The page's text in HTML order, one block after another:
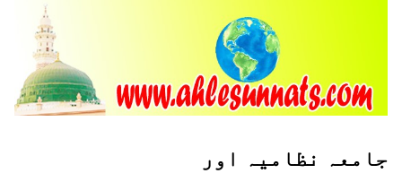
جامعہ نظامیہ اور